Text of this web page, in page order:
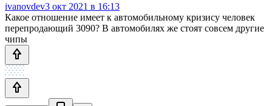
ivanovdev3 окт 2021 в 16:13
Какое отношение имеет к автомобильному кризису человек
перепродающий 3090? В автомобилях же стоят совсем другие
чипы